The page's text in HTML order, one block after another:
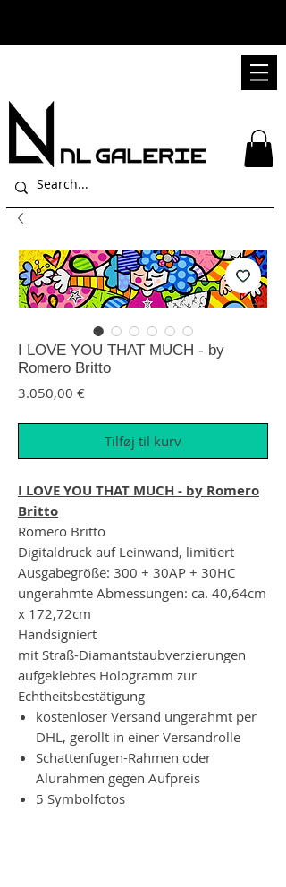
I LOVE YOU THAT MUCH - by
Romero Britto
3.050,00 €Pris
Tilføj til kurv
I LOVE YOU THAT MUCH - by Romero
Britto
Romero Britto
Digitaldruck auf Leinwand, limitiert
Ausgabegröße: 300 + 30AP + 30HC
ungerahmte Abmessungen: ca. 40,64cm
x 172,72cm
Handsigniert
mit Straß-Diamantstaubverzierungen
aufgeklebtes Hologramm zur
Echtheitsbestätigung
kostenloser Versand ungerahmt per
DHL, gerollt in einer Versandrolle
Schattenfugen-Rahmen oder
Alurahmen gegen Aufpreis
5 Symbolfotos